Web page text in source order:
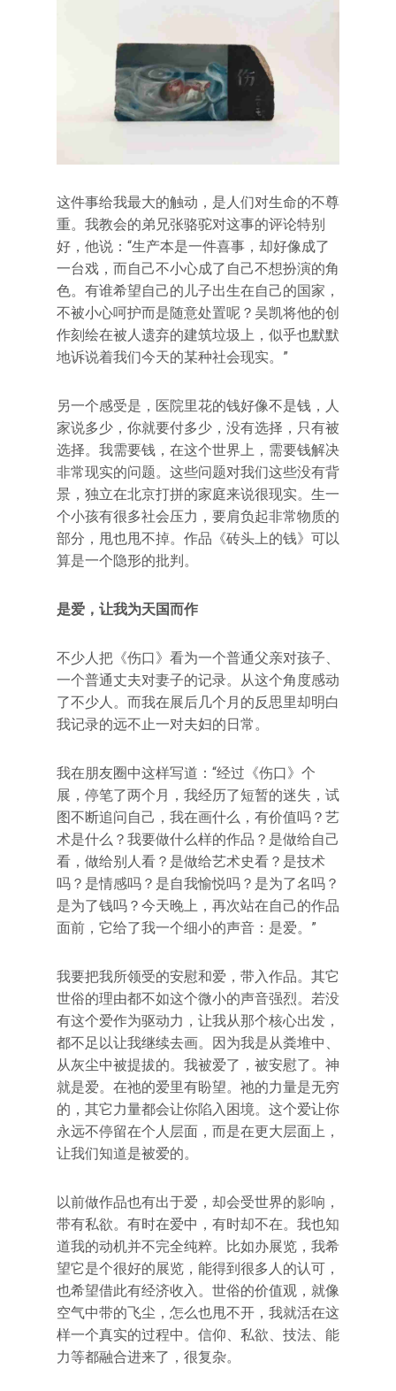
这件事给我最大的触动，是人们对生命的不尊
重。我教会的弟兄张骆驼对这事的评论特别
好，他说：“生产本是一件喜事，却好像成了
一台戏，而自己不小心成了自己不想扮演的角
色。有谁希望自己的儿子出生在自己的国家，
不被小心呵护而是随意处置呢？吴凯将他的创
作刻绘在被人遗弃的建筑垃圾上，似乎也默默
地诉说着我们今天的某种社会现实。”
另一个感受是，医院里花的钱好像不是钱，人
家说多少，你就要付多少，没有选择，只有被
选择。我需要钱，在这个世界上，需要钱解决
非常现实的问题。这些问题对我们这些没有背
景，独立在北京打拼的家庭来说很现实。生一
个小孩有很多社会压力，要肩负起非常物质的
部分，甩也甩不掉。作品《砖头上的钱》可以
算是一个隐形的批判。
是爱，让我为天国而作
不少人把《伤口》看为一个普通父亲对孩子、
一个普通丈夫对妻子的记录。从这个角度感动
了不少人。而我在展后几个月的反思里却明白
我记录的远不止一对夫妇的日常。
我在朋友圈中这样写道：“经过《伤口》个
展，停笔了两个月，我经历了短暂的迷失，试
图不断追问自己，我在画什么，有价值吗？艺
术是什么？我要做什么样的作品？是做给自己
看，做给别人看？是做给艺术史看？是技术
吗？是情感吗？是自我愉悦吗？是为了名吗？
是为了钱吗？今天晚上，再次站在自己的作品
面前，它给了我一个细小的声音：是爱。”
我要把我所领受的安慰和爱，带入作品。其它
世俗的理由都不如这个微小的声音强烈。若没
有这个爱作为驱动力，让我从那个核心出发，
都不足以让我继续去画。因为我是从粪堆中、
从灰尘中被提拔的。我被爱了，被安慰了。神
就是爱。在祂的爱里有盼望。祂的力量是无穷
的，其它力量都会让你陷入困境。这个爱让你
永远不停留在个人层面，而是在更大层面上，
让我们知道是被爱的。
以前做作品也有出于爱，却会受世界的影响，
带有私欲。有时在爱中，有时却不在。我也知
道我的动机并不完全纯粹。比如办展览，我希
望它是个很好的展览，能得到很多人的认可，
也希望借此有经济收入。世俗的价值观，就像
空气中带的飞尘，怎么也甩不开，我就活在这
样一个真实的过程中。信仰、私欲、技法、能
力等都融合进来了，很复杂。